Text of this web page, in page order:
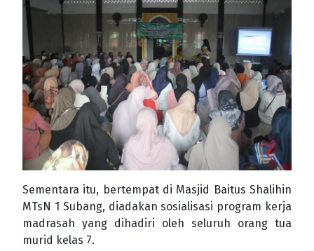
Sementara itu, bertempat di Masjid Baitus Shalihin
MTsN 1 Subang, diadakan sosialisasi program kerja
madrasah yang dihadiri oleh seluruh orang tua
murid kelas 7.